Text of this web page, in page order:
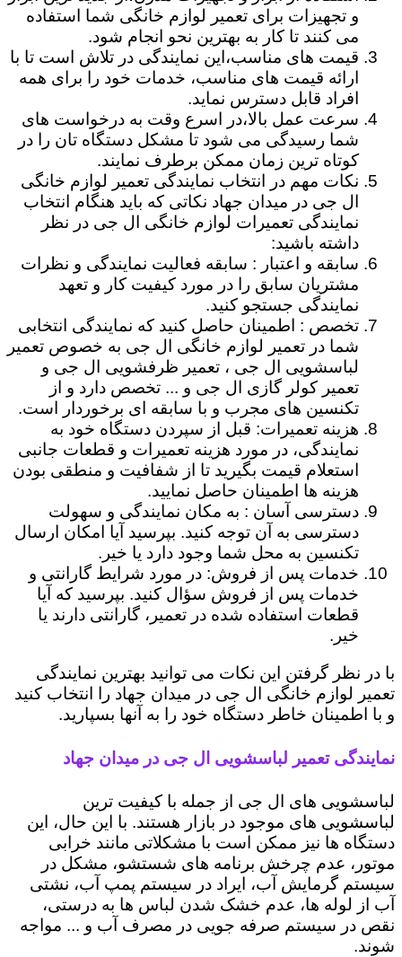
و تجهیزات برای تعمیر لوازم خانگی شما استفاده
می کنند تا کار به بهترین نحو انجام شود.
قیمت های مناسب،این نمایندگی در تلاش است تا با
ارائه قیمت های مناسب، خدمات خود را برای همه
افراد قابل دسترس نماید.
سرعت عمل بالا،در اسرع وقت به درخواست های
شما رسیدگی می شود تا مشکل دستگاه تان را در
کوتاه ترین زمان ممکن برطرف نمایند.
نکات مهم در انتخاب نمایندگی تعمیر لوازم خانگی
ال جی در میدان جهاد نکاتی که باید هنگام انتخاب
نمایندگی تعمیرات لوازم خانگی ال جی در نظر
داشته باشید:
سابقه و اعتبار : سابقه فعالیت نمایندگی و نظرات
مشتریان سابق را در مورد کیفیت کار و تعهد
نمایندگی جستجو کنید.
تخصص : اطمینان حاصل کنید که نمایندگی انتخابی
شما در تعمیر لوازم خانگی ال جی به خصوص تعمیر
لباسشویی ال جی ، تعمیر ظرفشویی ال جی و
تعمیر کولر گازی ال جی و ... تخصص دارد و از
تکنسین های مجرب و با سابقه ای برخوردار است.
هزینه تعمیرات: قبل از سپردن دستگاه خود به
نمایندگی، در مورد هزینه تعمیرات و قطعات جانبی
استعلام قیمت بگیرید تا از شفافیت و منطقی بودن
هزینه ها اطمینان حاصل نمایید.
دسترسی آسان : به مکان نمایندگی و سهولت
دسترسی به آن توجه کنید. بپرسید آیا امکان ارسال
تکنسین به محل شما وجود دارد یا خیر.
خدمات پس از فروش: در مورد شرایط گارانتی و
خدمات پس از فروش سؤال کنید. بپرسید که آیا
قطعات استفاده شده در تعمیر، گارانتی دارند یا
خیر.
با در نظر گرفتن این نکات می توانید بهترین نمایندگی
تعمیر لوازم خانگی ال جی در میدان جهاد را انتخاب کنید
و با اطمینان خاطر دستگاه خود را به آنها بسپارید.
نمایندگی تعمیر لباسشویی ال جی در میدان جهاد
لباسشویی های ال جی از جمله با کیفیت ترین
لباسشویی های موجود در بازار هستند. با این حال، این
دستگاه ها نیز ممکن است با مشکلاتی مانند خرابی
موتور، عدم چرخش برنامه های شستشو، مشکل در
سیستم گرمایش آب، ایراد در سیستم پمپ آب، نشتی
آب از لوله ها، عدم خشک شدن لباس ها به درستی،
نقص در سیستم صرفه جویی در مصرف آب و ... مواجه
شوند.